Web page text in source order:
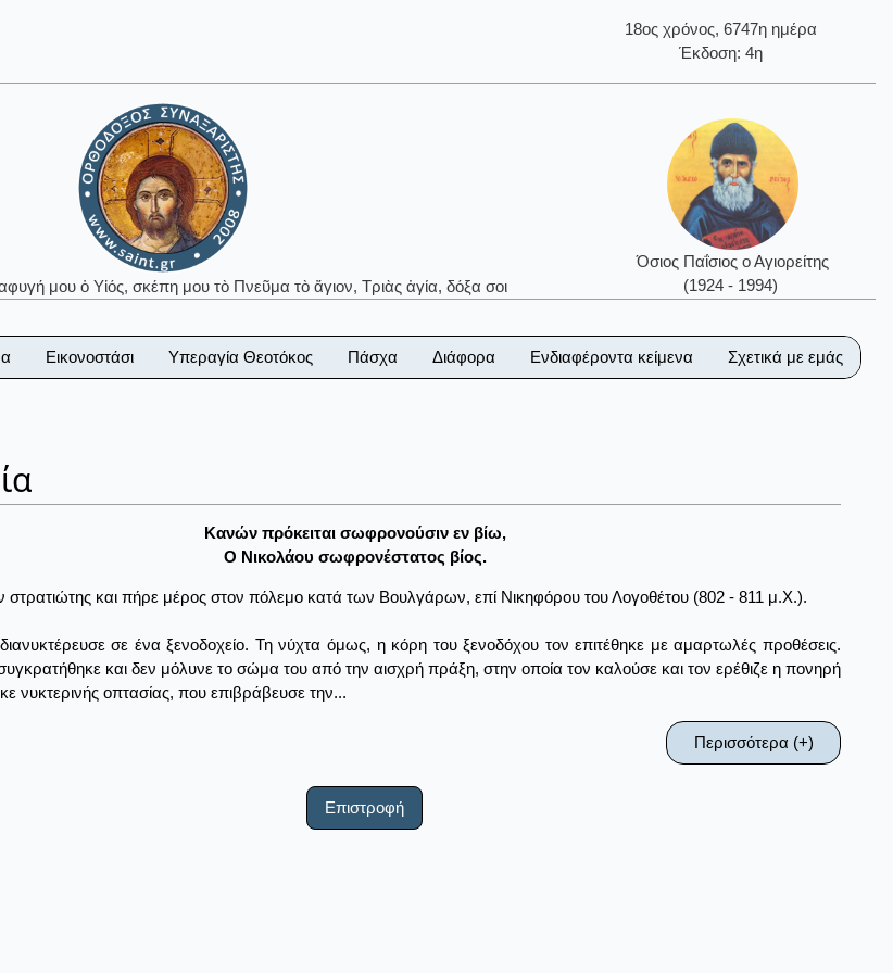
18ος χρόνος, 6747η ημέρα
Έκδοση: 4η
μου ὁ Υἱός, σκέπη μου τὸ Πνεῦμα τὸ ἅγιον, Τριὰς ἁγία, δόξα σοι
Όσιος Παΐσιος ο Αγιορείτης
(1924 - 1994)
Εικονοστάσι Υπεραγία Θεοτόκος Πάσχα Διάφορα Ενδιαφέροντα κείμενα Σχετικά με εμάς
Kανών πρόκειται σωφρονούσιν εν βίω,
O Nικολάου σωφρονέστατος βίος.
στρατιώτης και πήρε μέρος στον πόλεμο κατά των Βουλγάρων, επί Νικηφόρου του Λογοθέτου (802 - 811 μ.Χ.).
σε ένα ξενοδοχείο. Τη νύχτα όμως, η κόρη του ξενοδόχου τον επιτέθηκε με αμαρτωλές προθέσεις.
και δεν μόλυνε το σώμα του από την αισχρή πράξη, στην οποία τον καλούσε και τον ερέθιζε η πονηρή
νυκτερινής οπτασίας, που επιβράβευσε την...
Περισσότερα (+)
Επιστροφή